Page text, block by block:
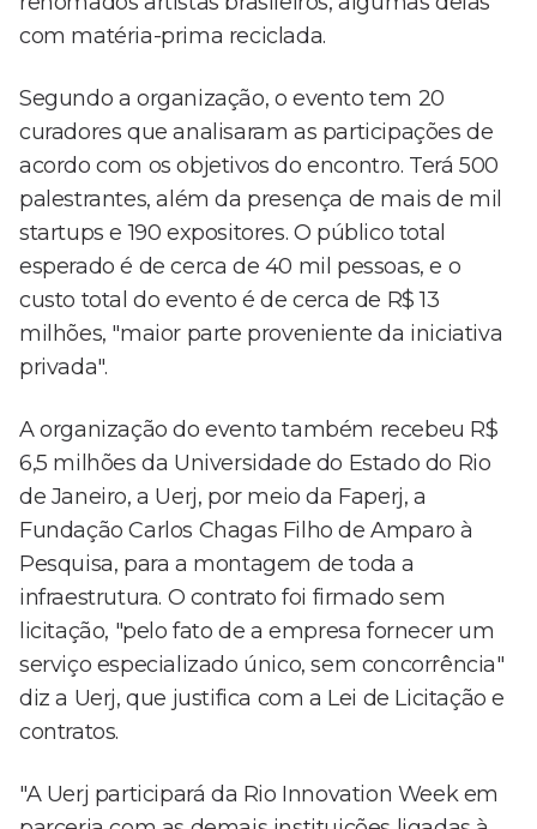
com matéria-prima reciclada.
Segundo a organização, o evento tem 20
curadores que analisaram as participações de
acordo com os objetivos do encontro. Terá 500
palestrantes, além da presença de mais de mil
startups e 190 expositores. O público total
esperado é de cerca de 40 mil pessoas, e o
custo total do evento é de cerca de R$ 13
milhões, "maior parte proveniente da iniciativa
privada".
A organização do evento também recebeu R$
6,5 milhões da Universidade do Estado do Rio
de Janeiro, a Uerj, por meio da Faperj, a
Fundação Carlos Chagas Filho de Amparo à
Pesquisa, para a montagem de toda a
infraestrutura. O contrato foi firmado sem
licitação, "pelo fato de a empresa fornecer um
serviço especializado único, sem concorrência"
diz a Uerj, que justifica com a Lei de Licitação e
contratos.
"A Uerj participará da Rio Innovation Week em